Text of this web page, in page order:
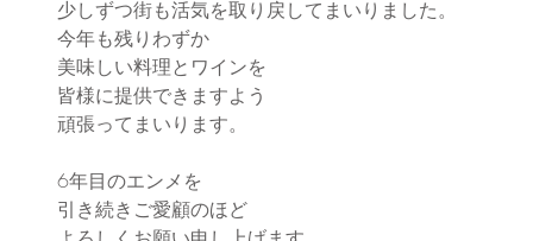
少しずつ街も活気を取り戻してまいりました。
今年も残りわずか
美味しい料理とワインを
皆様に提供できますよう
頑張ってまいります。
6年目のエンメを
引き続きご愛顧のほど